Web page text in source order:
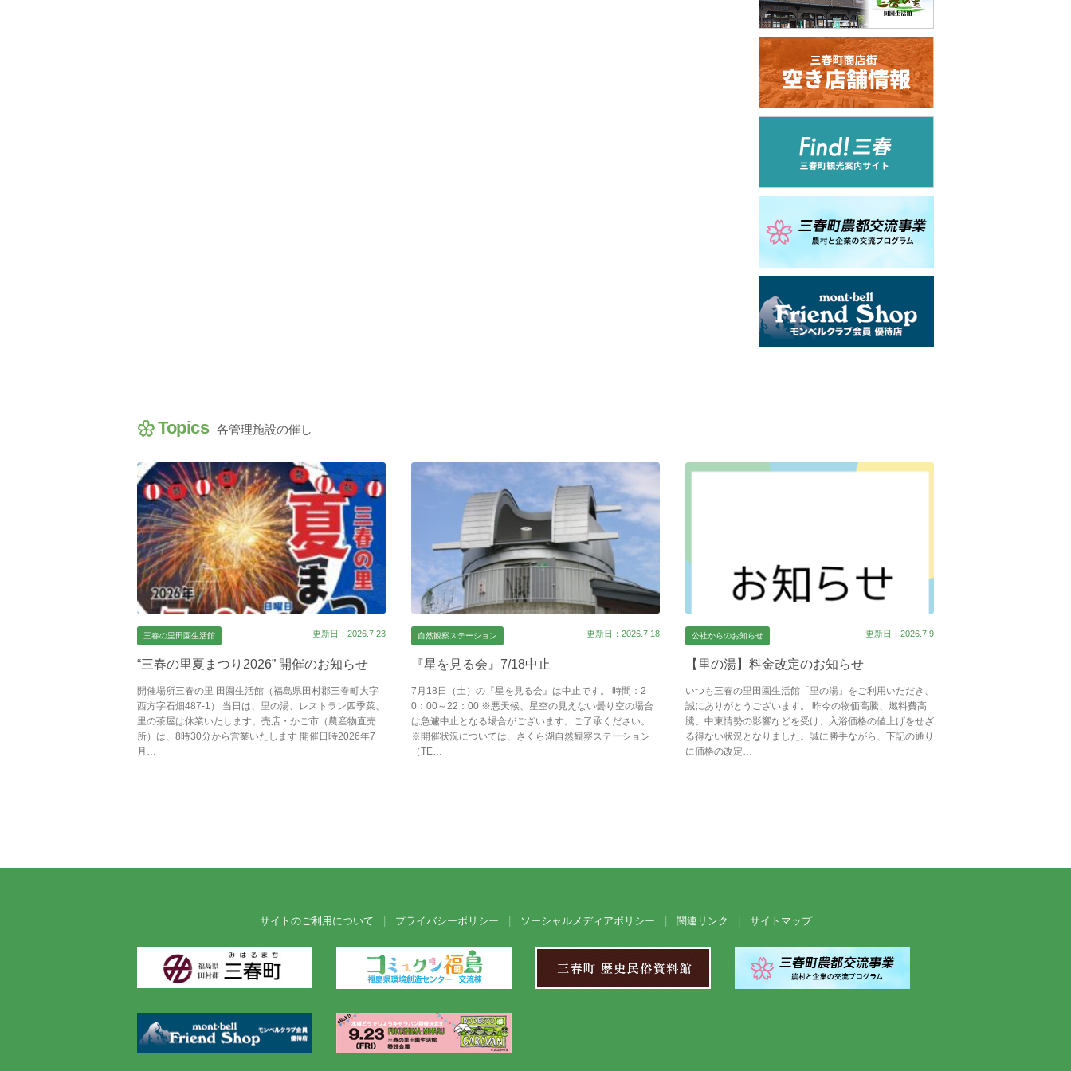
Topics 各管理施設の催し
三春の里田園生活館 更新日：2026.7.23
“三春の里夏まつり2026” 開催のお知らせ
開催場所三春の里 田園生活館（福島県田村郡三春町大字
西方字石畑487-1） 当日は、里の湯、レストラン四季菜、
里の茶屋は休業いたします。売店・かご市（農産物直売
所）は、8時30分から営業いたします 開催日時2026年7
月…
自然観察ステーション 更新日：2026.7.18
『星を見る会』7/18中止
7月18日（土）の『星を見る会』は中止です。 時間：2
0：00～22：00 ※悪天候、星空の見えない曇り空の場合
は急遽中止となる場合がございます。ご了承ください。
※開催状況については、さくら湖自然観察ステーション
（TE…
公社からのお知らせ 更新日：2026.7.9
【里の湯】料金改定のお知らせ
いつも三春の里田園生活館「里の湯」をご利用いただき、
誠にありがとうございます。 昨今の物価高騰、燃料費高
騰、中東情勢の影響などを受け、入浴価格の値上げをせざ
る得ない状況となりました。誠に勝手ながら、下記の通り
に価格の改定…
サイトのご利用について プライバシーポリシー ソーシャルメディアポリシー 関連リンク サイトマップ